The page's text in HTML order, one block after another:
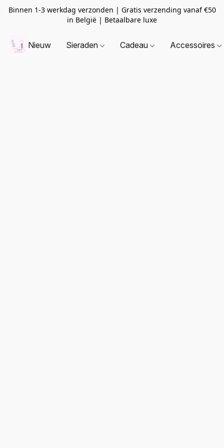
Binnen 1-3 werkdag verzonden | Gratis verzending vanaf €50
in België | Betaalbare luxe
Nieuw Sieraden Cadeau Accessoires